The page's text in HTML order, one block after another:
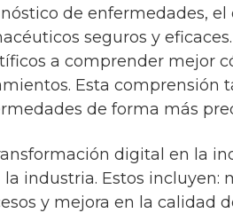
de enfermedades,
seguros y
a comprender mejor
Esta comprensión
de forma más
digital en la
la industria. Estos
y mejora en la calidad